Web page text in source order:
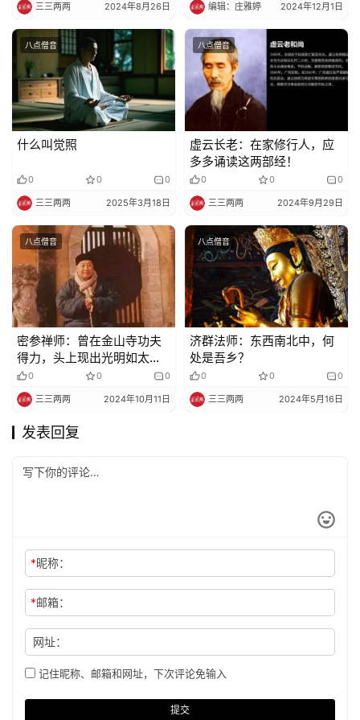
三三两两 2024年8月26日 编辑：庄雅婷 2024年12月1日
八点僧音
什么叫觉照
0 0 0
三三两两 2025年3月18日
八点僧音
虚云长老：在家修行人，应
多多诵读这两部经！
0 0 0
三三两两 2024年9月29日
八点僧音
密参禅师：曾在金山寺功夫
得力，头上现出光明如太阳
照身上，时间不长
0 0 0
三三两两 2024年10月11日
八点僧音
济群法师：东西南北中，何
处是吾乡？
0 0 0
三三两两 2024年5月16日
发表回复
*昵称：
*邮箱：
网址：
记住昵称、邮箱和网址，下次评论免输入
提交